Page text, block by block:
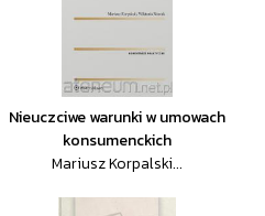
Nieuczciwe warunki w umowach
konsumenckich
Mariusz Korpalski...